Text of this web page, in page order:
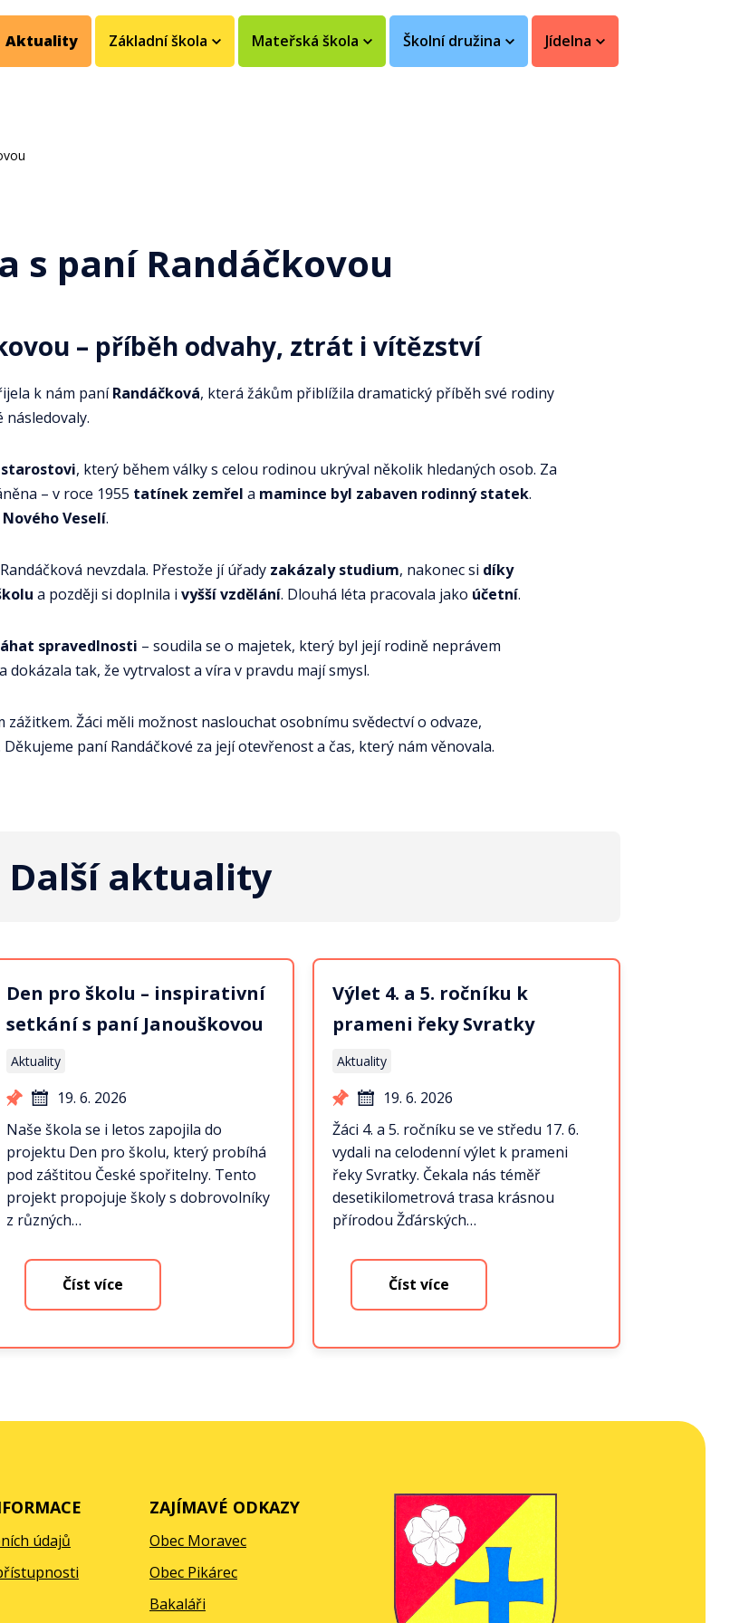
Aktuality Základní škola Mateřská škola Školní družina Jídelna
s paní Randáčkovou
– příběh odvahy, ztrát i vítězství
k nám paníRandáčková, která žákům přiblížila dramatický příběh své rodiny
, který během války s celou rodinou ukrýval několik hledaných osob. Za
– v roce 1955 tatínek zemřel a mamince byl zabaven rodinný statek.
Veselí.
nevzdala. Přestože jí úřady zakázaly studium, nakonec si díky
a později si doplnila i vyšší vzdělání. Dlouhá léta pracovala jako účetní.
spravedlnosti – soudila se o majetek, který byl její rodině neprávem
a dokázala tak, že vytrvalost a víra v pravdu mají smysl.
Žáci měli možnost naslouchat osobnímu svědectví o odvaze,
paní Randáčkové za její otevřenost a čas, který nám věnovala.
Další aktuality
Den pro školu – inspirativní
setkání s paní Janouškovou
Aktuality
19. 6. 2026
Naše škola se i letos zapojila do
projektu Den pro školu, který probíhá
pod záštitou České spořitelny. Tento
projekt propojuje školy s dobrovolníky
z různých…
Číst více
Výlet 4. a 5. ročníku k
prameni řeky Svratky
Aktuality
19. 6. 2026
Žáci 4. a 5. ročníku se ve středu 17. 6.
vydali na celodenní výlet k prameni
řeky Svratky. Čekala nás téměř
desetikilometrová trasa krásnou
přírodou Žďárských…
Číst více
údajů
ZAJÍMAVÉ ODKAZY
Obec Moravec
Obec Pikárec
Bakaláři